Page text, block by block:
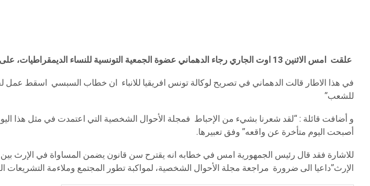
علقت امس الاثنين 13 اوت الجاري رجاء الدهماني عضوة الجمعية التونسية للنساء الديمقراطيات، على خطاب رئيس الجمهورية الباجي قايد السبسي بمناسبة الاحتفال بعيد المراة .
في هذا الاطار قالت الدهماني في تصريح لوكالة تونس افريقيا للانباء ان خطاب السبسي اسقط عمل
للشعب”
أصبحت اليوم متأخرة عن واقعه” وفق تعبيرها.
للاشارة فقد قال رئيس الجمهورية امس في خطابه انه يقترح سن قانون يضمن المساواة في الإرث بين
الإرث”داعيا الى ضرورة مراجعة مجلة الأحوال الشخصية، لمواكبة تطور المجتمع وملاءمة التشريعات